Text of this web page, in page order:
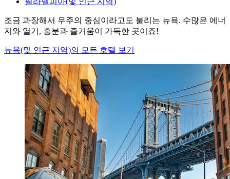
조금 과장해서 우주의 중심이라고도 불리는 뉴욕. 수많은 에너
지와 열기, 흥분과 즐거움이 가득한 곳이죠!
뉴욕(및 인근 지역)의 모든 호텔 보기